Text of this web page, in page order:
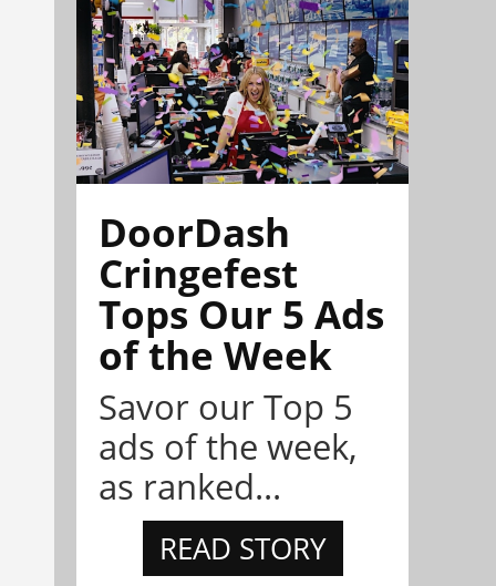
DoorDash
Cringefest
Tops Our 5 Ads
of the Week
Savor our Top 5
ads of the week,
as ranked...
READ STORY